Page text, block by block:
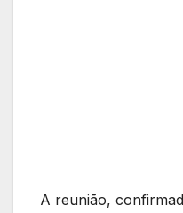
A reunião,